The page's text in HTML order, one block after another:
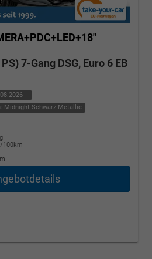
7-Gang DSG, Euro 6 EB
Midnight Schwarz Metallic
100km